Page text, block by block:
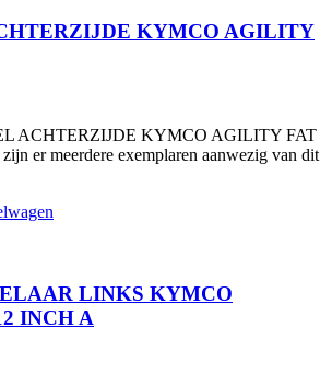
KYMCO AGILITY
ACHTERZIJDE KYMCO AGILITY FAT
er meerdere exemplaren aanwezig van dit
LINKS KYMCO
INCH A